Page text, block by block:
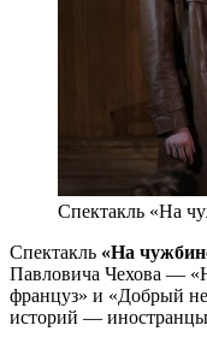
Спектакль «На
Спектакль «На
Павловича Чехова —
француз» и «Добрый
историй —